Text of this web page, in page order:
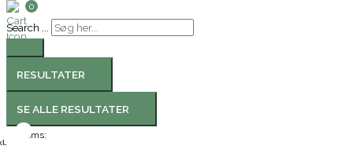
0
Search ...
RESULTATER
SE ALLE RESULTATER
Moms: